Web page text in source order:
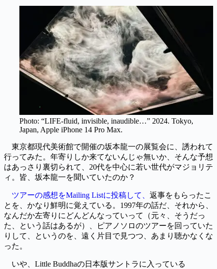
Photo: “LIFE-fluid, invisible, inaudible…” 2024. Tokyo,
Japan, Apple iPhone 14 Pro Max.
東京都現代美術館で開催の坂本龍一の展覧会に、誘われて
行ってみた。年寄りしか来てないんじゃ無いか、そんな予想
はあっさり裏切られて、20代を中心に若い世代がマジョリテ
ィ。皆、坂本龍一を聞いていたのか？
ツアーの感想をMailing Listに投稿して、 返事をもらったこ
とを、かなり鮮明に覚えている。1997年の話だ、それから、
なんだか左寄りにどんどんなっていって（元々、そうだっ
た、という話はあるが）、ピアノソロのツアーを回っていた
りして、というのを、遠く片目で見つつ、あまり聴かなくな
った。
いや、Little Buddhaの日本版サントラに入っている